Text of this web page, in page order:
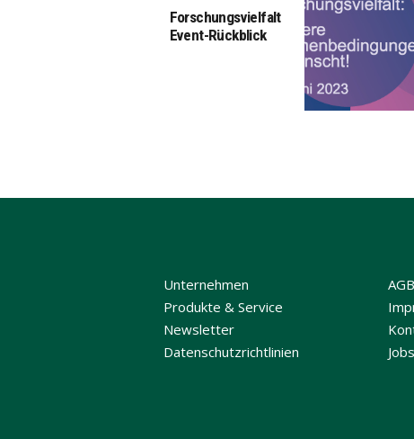
Forschungsvielfalt
Event-Rückblick
Unternehmen
Produkte & Service
Newsletter
Datenschutzrichtlinien
AGB
Jobs